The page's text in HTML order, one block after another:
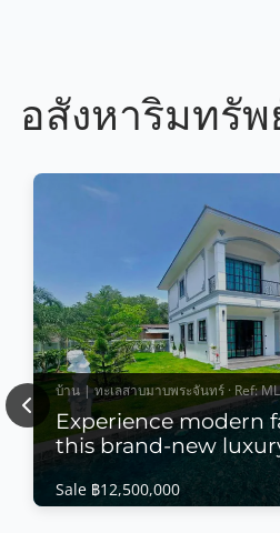
อสังหาริมทรั
บ้าน | ทะเลสาบมาบพระจันทร์ · Ref:
Experience modern
this brand-new
Sale ฿12,500,000
Previous